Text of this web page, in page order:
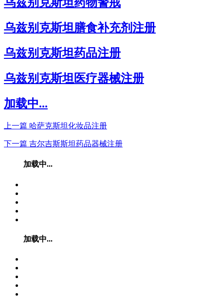
乌兹别克斯坦药物警戒
乌兹别克斯坦膳食补充剂注册
乌兹别克斯坦药品注册
乌兹别克斯坦医疗器械注册
加载中...
上一篇 哈萨克斯坦化妆品注册
下一篇 吉尔吉斯斯坦药品器械注册
加载中...
加载中...